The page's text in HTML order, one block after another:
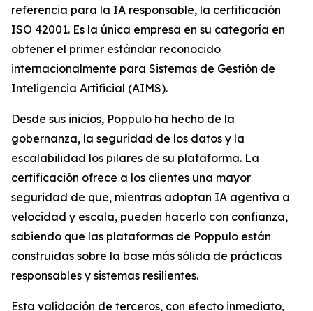
referencia para la IA responsable, la certificación
ISO 42001. Es la única empresa en su categoría en
obtener el primer estándar reconocido
internacionalmente para Sistemas de Gestión de
Inteligencia Artificial (AIMS).
Desde sus inicios, Poppulo ha hecho de la
gobernanza, la seguridad de los datos y la
escalabilidad los pilares de su plataforma. La
certificación ofrece a los clientes una mayor
seguridad de que, mientras adoptan IA agentiva a
velocidad y escala, pueden hacerlo con confianza,
sabiendo que las plataformas de Poppulo están
construidas sobre la base más sólida de prácticas
responsables y sistemas resilientes.
Esta validación de terceros, con efecto inmediato,